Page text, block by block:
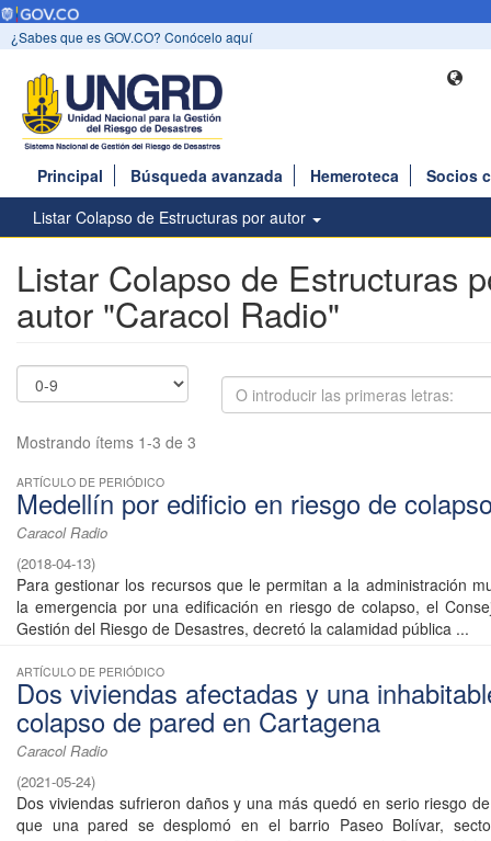
¿Sabes que es GOV.CO? Conócelo aquí
Principal Búsqueda avanzada Hemeroteca
Socios
Listar Colapso de Estructuras por autor
Listar Colapso de Estructuras
autor "Caracol Radio"
Mostrando ítems 1-3 de 3
ARTÍCULO DE PERIÓDICO
Medellín por edificio en riesgo de
Caracol Radio
(2018-04-13)
Para gestionar los recursos que le permitan a la administración
la emergencia por una edificación en riesgo de colapso, el
Gestión del Riesgo de Desastres, decretó la calamidad pública ...
ARTÍCULO DE PERIÓDICO
Dos viviendas afectadas y una
colapso de pared en Cartagena
Caracol Radio
(2021-05-24)
Dos viviendas sufrieron daños y una más quedó en serio riesgo
que una pared se desplomó en el barrio Paseo Bolívar,